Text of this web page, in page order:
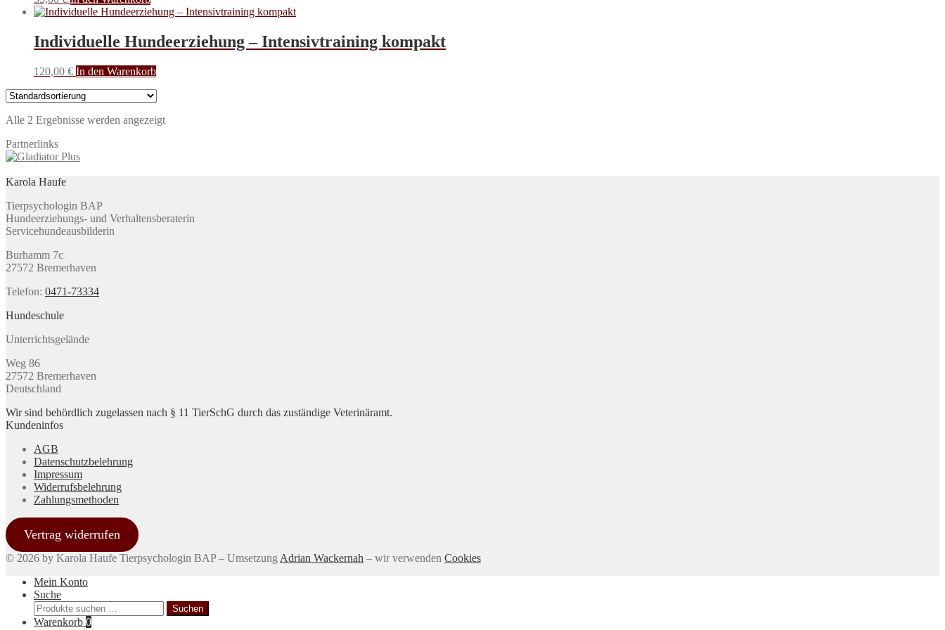
Individuelle Hundeerziehung – Intensivtraining kompakt
120,00 € In den Warenkorb
Alle 2 Ergebnisse werden angezeigt
Partnerlinks
Karola Haufe
Tierpsychologin BAP
Hundeerziehungs- und Verhaltensberaterin
Servicehundeausbilderin
Burhamm 7c
27572 Bremerhaven
Telefon: 0471-73334
Hundeschule
Unterrichtsgelände
Weg 86
27572 Bremerhaven
Deutschland
Wir sind behördlich zugelassen nach § 11 TierSchG durch das zuständige Veterinäramt.
Kundeninfos
AGB
Datenschutzbelehrung
Impressum
Widerrufsbelehrung
Zahlungsmethoden
Vertrag widerrufen
© 2026 by Karola Haufe Tierpsychologin BAP – Umsetzung Adrian Wackernah – wir verwenden Cookies
Mein Konto
Suche
Suchen
nach:
Suchen
Warenkorb 0